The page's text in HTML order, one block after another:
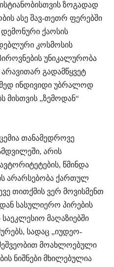
ზოგადად
ასე შავ-თეთრ ფერებში
ქაოსის
კოსმოსის
უნიკალურობა
გადამწყვეტ
ინდივიდი უბრალოდ
მისთვის „ზემოდან“
თანამედროვე
არის
წმინდა
არარსებობა ქართულ
თითქმის ვერ მოვისმენთ
სასულიერო პირების
მაღაზიებში
სადაც „იუდეო-
მოახლოებული
ნიშნები მხილებულია